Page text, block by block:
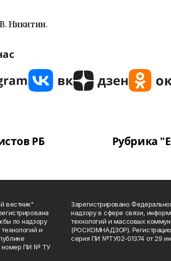
Никитин.
РБ Рубрика
вестник"
по надзору
и
номер ПИ № ТУ
Зарегистрировано
надзору в сфере связи,
технологий и массовых
(РОСКОМНАДЗОР).
серия ПИ №ТУ02-01374 от 29